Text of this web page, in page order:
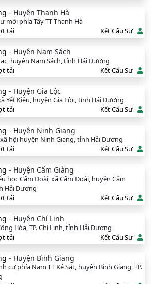
- Huyện Thanh Hà
mới phía Tây TT Thanh Hà
tải
Kết Cấu Sư
- Huyện Nam Sách
huyện Nam Sách, tỉnh Hải Dương
tải
Kết Cấu Sư
- Huyện Gia Lộc
Yết Kiêu, huyện Gia Lộc, tỉnh Hải Dương
tải
Kết Cấu Sư
- Huyện Ninh Giang
hội huyện Ninh Giang, tỉnh Hải Dương
tải
Kết Cấu Sư
- Huyện Cẩm Giàng
học Cẩm Đoài, xã Cẩm Đoài, huyện Cẩm
Hải Dương
tải
Kết Cấu Sư
- Huyện Chí Linh
Hòa, TP. Chí Linh, tỉnh Hải Dương
tải
Kết Cấu Sư
- Huyện Bình Giang
cư phía Nam TT Kẻ Sặt, huyện Bình Giang, TP.